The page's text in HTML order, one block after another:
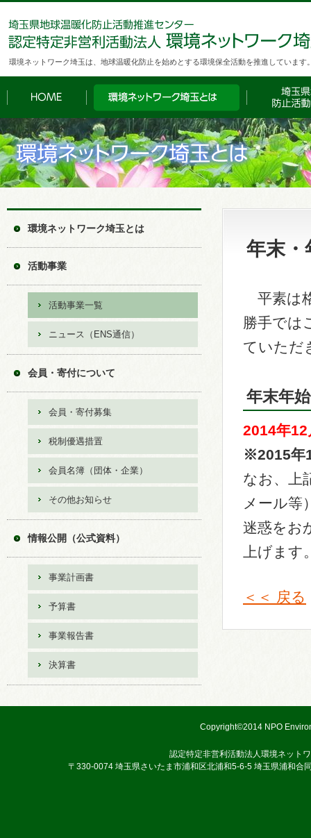
環境ネットワーク埼玉は、地球温暖化防止を始めとする環境保全活動を推進しています
年末・
平素は
勝手では
ていただ
年末年
2014年12
※2015年
なお、上
メール等
迷惑をお
上げます
＜＜ 戻る
環境ネットワーク埼玉とは
活動事業
活動事業一覧
ニュース（ENS通信）
会員・寄付について
会員・寄付募集
税制優遇措置
会員名簿（団体・企業）
その他お知らせ
情報公開（公式資料）
事業計画書
予算書
事業報告書
決算書
Copyright©2014 NPO
認定特定非営利活動法人環境ネット
〒330-0074 埼玉県さいたま市浦和区北浦和5-6-5 埼玉県浦